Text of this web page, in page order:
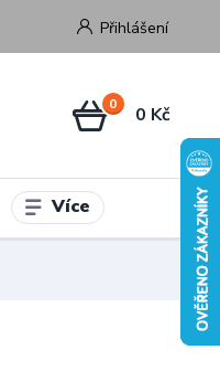
Přihlášení
0 0 Kč
Více